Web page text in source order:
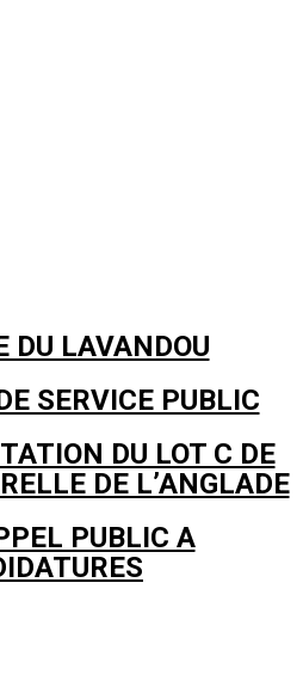
DU LAVANDOU
SERVICE PUBLIC
DU LOT C DE
DE L’ANGLADE
PUBLIC A